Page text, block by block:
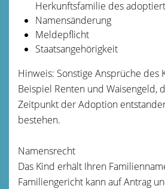
Herkunftsfamilie des
Namensänderung
Meldepflicht
Staatsangehörigkeit
Hinweis: Sonstige Ansprüche des
Beispiel Renten und Waisengeld,
Zeitpunkt der Adoption
bestehen.
Namensrecht
Das Kind erhält Ihren
Familiengericht kann auf Antrag